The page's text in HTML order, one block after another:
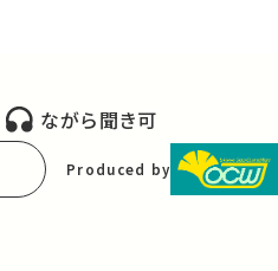
ながら聞き可
Produced by